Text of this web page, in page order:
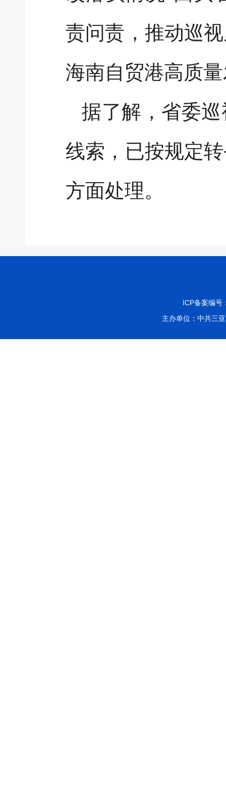
责问责，推动巡
海南自贸港高质
据了解，省委
线索，已按规定
方面处理。
ICP备案编号
主办单位：中共三